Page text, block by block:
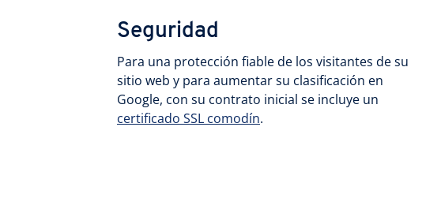
Seguridad
Para una protección fiable de los visitantes de su
sitio web y para aumentar su clasificación en
Google, con su contrato inicial se incluye un
certificado SSL comodín.